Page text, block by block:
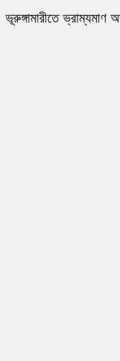
ভূরুঙ্গামারীতে ভ্রাম্যমাণ